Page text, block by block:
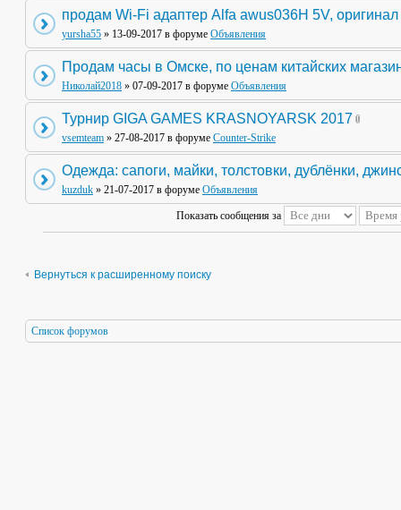
продам Wi-Fi адаптер Alfa awus036H 5V, оригинал
yursha55 » 13-09-2017 в форуме Объявления
Продам часы в Омске, по ценам китайских
Николай2018 » 07-09-2017 в форуме Объявления
Турнир GIGA GAMES KRASNOYARSK 2017
vsemteam » 27-08-2017 в форуме Counter-Strike
Одежда: сапоги, майки, толстовки, дублёнки,
kuzduk » 21-07-2017 в форуме Объявления
Показать сообщения за
Вернуться к расширенному поиску
Список форумов